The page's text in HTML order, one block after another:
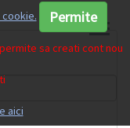
Permite
sa creati cont nou
aici